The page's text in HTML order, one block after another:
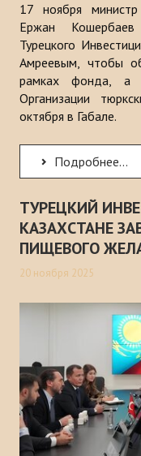
17 ноября
Ержан
Турецкого
Амреевым, чтобы
рамках фонда, а
Организации
октября в Габале.
Подробнее...
ТУРЕЦКИЙ
КАЗАХСТАНЕ
ПИЩЕВОГО
20 ноября 2025